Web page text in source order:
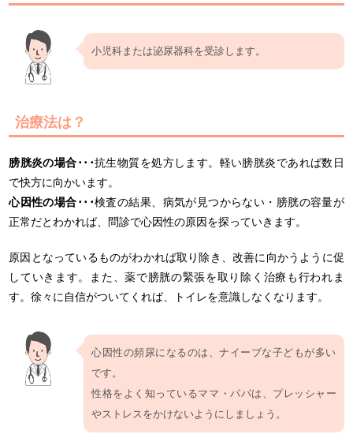
小児科または泌尿器科を受診します。
治療法は？
膀胱炎の場合･･･抗生物質を処方します。軽い膀胱炎であれば数日
で快方に向かいます。
心因性の場合･･･検査の結果、病気が見つからない・膀胱の容量が
正常だとわかれば、問診で心因性の原因を探っていきます。
原因となっているものがわかれば取り除き、改善に向かうように促
していきます。また、薬で膀胱の緊張を取り除く治療も行われま
す。徐々に自信がついてくれば、トイレを意識しなくなります。
心因性の頻尿になるのは、ナイーブな子どもが多い
です。
性格をよく知っているママ・パパは、プレッシャー
やストレスをかけないようにしましょう。